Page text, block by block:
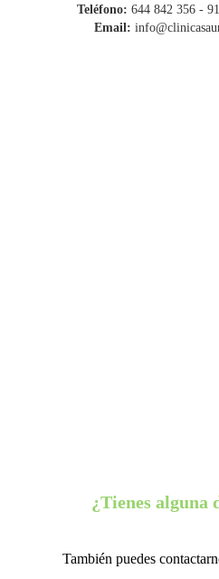
Teléfono: 644 842 356-
Email:
¿Tienes alguna
También puedes